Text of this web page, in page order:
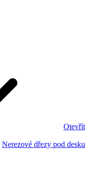
Otevřít
Nerezové dřezy pod desku